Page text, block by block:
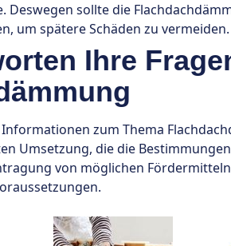
Deswegen sollte die
um spätere Schäden zu vermeiden.
Ihre
zum Thema
Umsetzung, die die
von möglichen